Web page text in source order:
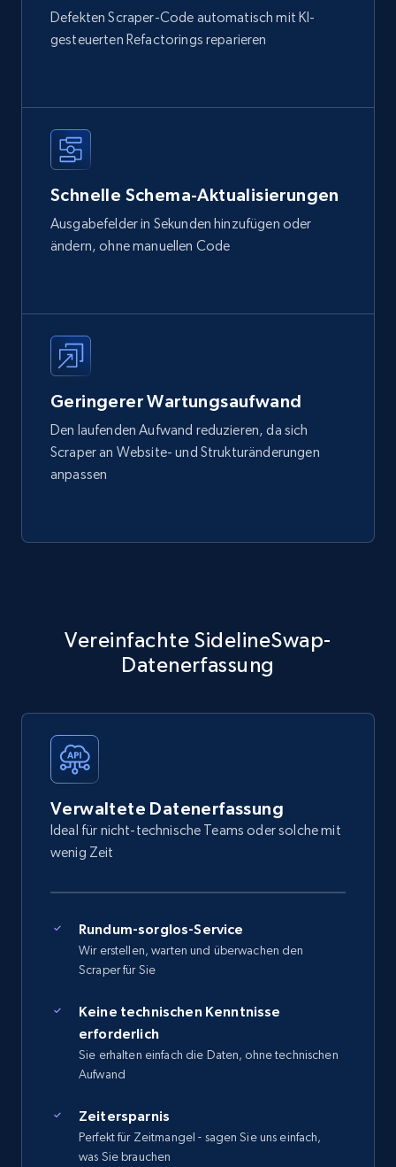
Defekten Scraper-Code automatisch mit KI-
gesteuerten Refactorings reparieren
Schnelle Schema-Aktualisierungen
Ausgabefelder in Sekunden hinzufügen oder
ändern, ohne manuellen Code
Geringerer Wartungsaufwand
Den laufenden Aufwand reduzieren, da sich
Scraper an Website- und Strukturänderungen
anpassen
Vereinfachte SidelineSwap-
Datenerfassung
Verwaltete Datenerfassung
Ideal für nicht-technische Teams oder solche mit
wenig Zeit
Rundum-sorglos-Service
Wir erstellen, warten und überwachen den
Scraper für Sie
Keine technischen Kenntnisse
erforderlich
Sie erhalten einfach die Daten, ohne technischen
Aufwand
Zeitersparnis
Perfekt für Zeitmangel - sagen Sie uns einfach,
was Sie brauchen